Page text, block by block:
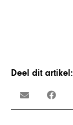
Deel dit artikel: